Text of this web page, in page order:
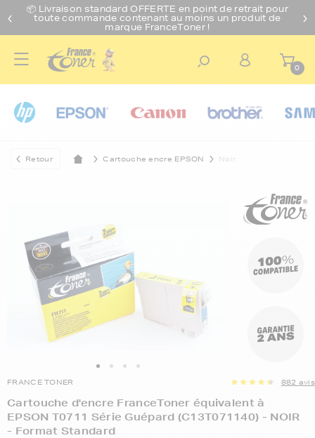
📦 Livraison standard OFFERTE en point de retrait pour
toute commande contenant au moins un produit de
marque FranceToner !
0
Retour Cartouche encre EPSON Noir
FRANCE TONER 882 avis
Cartouche d'encre FranceToner équivalent à
EPSON T0711 Série Guépard (C13T071140) - NOIR
- Format Standard